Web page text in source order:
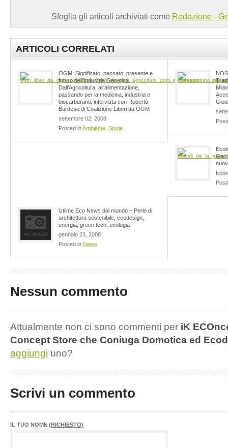
Sfoglia gli articoli archiviati come Redazione -
ARTICOLI CORRELATI
OGM: Significato, passato, presente e
futuro dell’Industria Genetica.
Dall’Agricoltura, all’alimentazione,
passando per la medicina, industria e
biocarburanti: intervista con Roberto
Burdese di Coalizione Liberi da OGM
settembre 02, 2008
Posted inAmbiente Storie
Utlime Eco News dal mondo – Perle di
architettura sostenibile, ecodesign,
energia, green tech, ecologia
gennaio 23, 2008
Posted in News
Nessun commento
Attualmente non ci sono commenti per iK
Concept Store che Coniuga Domotica ed
aggiungi uno?
Scrivi un commento
IL TUO NOME (RICHIESTO)